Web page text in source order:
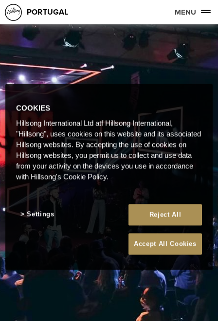
PORTUGAL MENU
COOKIES
Hillsong International Ltd atf Hillsong International,
"Hillsong", uses cookies on this website and its associated
Hillsong websites. By accepting the use of cookies on
Hillsong websites, you permit us to collect and use data
from your activity on the devices you use in accordance
with Hillsong's Cookie Policy.
Reject All
Accept All Cookies
Settings